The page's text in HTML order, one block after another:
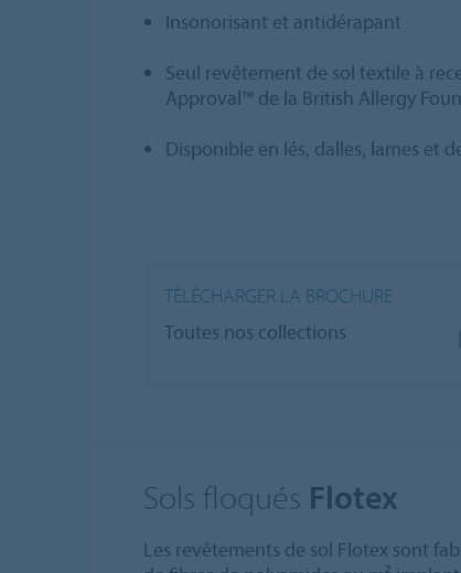
Insonorisant et antidérapant
Seul revêtement de sol textile à
Approval™ de la British Allergy
Disponible en lés, dalles, lames et
TÉLÉCHARGER LA BROCHURE
Toutes nos collections
Sols floqués Flotex
Les revêtements de sol Flotex sont